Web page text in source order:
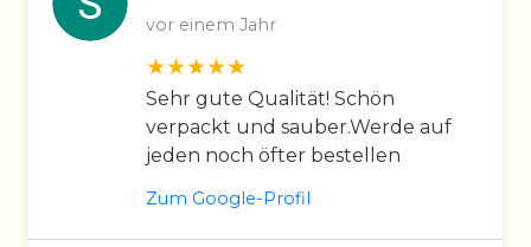
vor einem Jahr
Sehr gute Qualität! Schön
verpackt und sauber.Werde auf
jeden noch öfter bestellen
Zum Google-Profil